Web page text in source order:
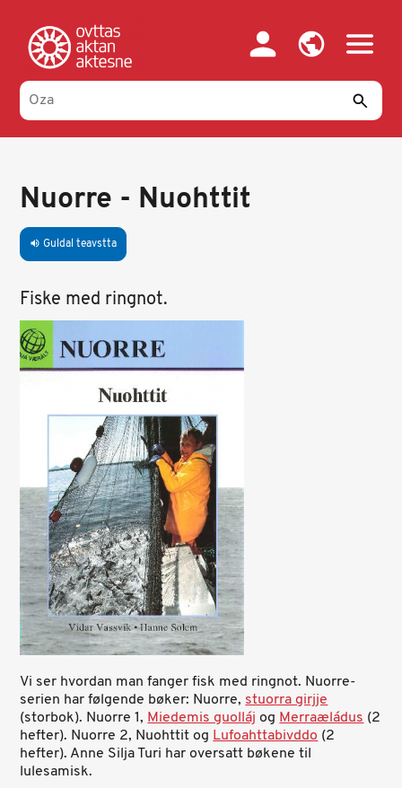
main
content
Nuorre - Nuohttit
volume_up Guldal teavstta
Fiske med ringnot.
Vi ser hvordan man fanger fisk med ringnot. Nuorre-
serien har følgende bøker: Nuorre,stuorra girjje
(storbok). Nuorre 1,Miedemis guolláj ogMerraæládus(2
hefter). Nuorre 2, Nuohttit ogLufoahttabivddo(2
hefter). Anne Silja Turi har oversatt bøkene til
lulesamisk.